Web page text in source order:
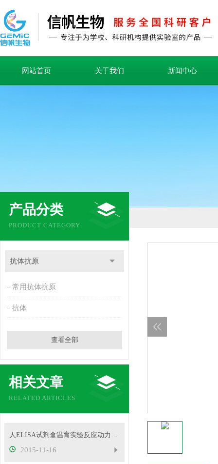
网站首页 关于我们 新闻中心
产品分类
PRODUCT CATEGORY
抗体抗原
常用抗体抗原
抗体
查看全部
相关文章
RELATED ARTICLES
人ELISA试剂盒温育实验反应动力学研究
2015-11-16